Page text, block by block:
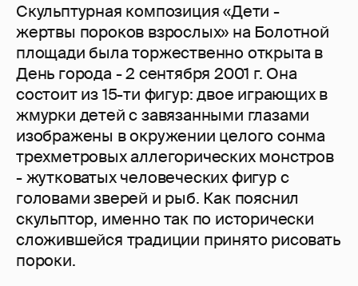
Скульптурная композиция «Дети -
жертвы пороков взрослых» на Болотной
площади была торжественно открыта в
День города - 2 сентября 2001 г. Она
состоит из 15-ти фигур: двое играющих в
жмурки детей с завязанными глазами
изображены в окружении целого сонма
трехметровых аллегорических монстров
- жутковатых человеческих фигур с
головами зверей и рыб. Как пояснил
скульптор, именно так по исторически
сложившейся традиции принято рисовать
пороки.